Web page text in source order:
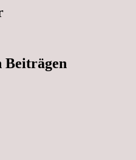
Beiträgen